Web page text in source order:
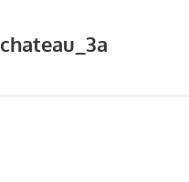
chateau_3a